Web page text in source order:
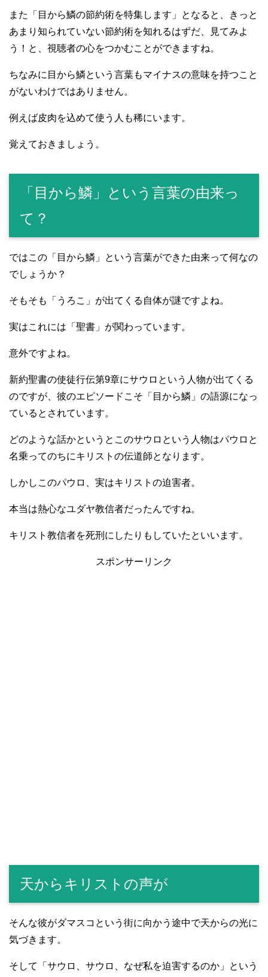
また「目から鱗の節約術を特集します」となると、きっと
あまり知られていない節約術を知れるはずだ、見てみよ
う！と、視聴者の心をつかむことができますね。
ちなみに目から鱗という言葉もマイナスの意味を持つこと
がないわけではありません。
例えば皮肉を込めて使う人も稀にいます。
覚えておきましょう。
「目から鱗」という言葉の由来っ
て？
ではこの「目から鱗」という言葉ができた由来って何なの
でしょうか？
そもそも「うろこ」が出てくる自体が謎ですよね。
実はこれには「聖書」が関わっています。
意外ですよね。
新約聖書の使徒行伝第9章にサウロという人物が出てくる
のですが、彼のエピソードこそ「目から鱗」の語源になっ
ているとされています。
どのような話かというとこのサウロという人物はパウロと
名乗ってのちにキリストの伝道師となります。
しかしこのパウロ、実はキリストの迫害者。
本当は熱心なユダヤ教信者だったんですね。
キリスト教信者を死刑にしたりもしていたといいます。
スポンサーリンク
天からキリストの声が
そんな彼がダマスコという街に向かう途中で天からの光に
気づきます。
そして「サウロ、サウロ、なぜ私を迫害するのか」という